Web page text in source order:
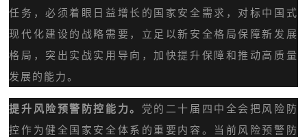
任务，必须着眼日益增长的国家安全需求，对标中国式
现代化建设的战略需要，立足以新安全格局保障新发展
格局，突出实战实用导向，加快提升保障和推动高质量
发展的能力。
提升风险预警防控能力。 党的二十届四中全会把风险防
控作为健全国家安全体系的重要内容。当前风险预警防